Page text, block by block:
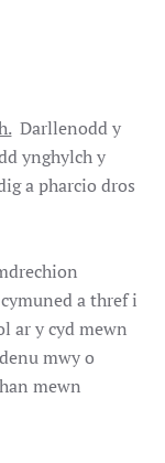
Darllenodd y
ynghylch y
a pharcio dros
a thref i
ar y cyd mewn
mwy o
mewn